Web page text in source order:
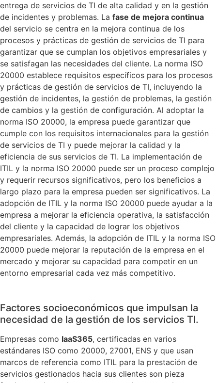
entrega de servicios de TI de alta calidad y en la gestión
de incidentes y problemas. La fase de mejora continua
del servicio se centra en la mejora continua de los
procesos y prácticas de gestión de servicios de TI para
garantizar que se cumplan los objetivos empresariales y
se satisfagan las necesidades del cliente. La norma ISO
20000 establece requisitos específicos para los procesos
y prácticas de gestión de servicios de TI, incluyendo la
gestión de incidentes, la gestión de problemas, la gestión
de cambios y la gestión de configuración. Al adoptar la
norma ISO 20000, la empresa puede garantizar que
cumple con los requisitos internacionales para la gestión
de servicios de TI y puede mejorar la calidad y la
eficiencia de sus servicios de TI. La implementación de
ITIL y la norma ISO 20000 puede ser un proceso complejo
y requerir recursos significativos, pero los beneficios a
largo plazo para la empresa pueden ser significativos. La
adopción de ITIL y la norma ISO 20000 puede ayudar a la
empresa a mejorar la eficiencia operativa, la satisfacción
del cliente y la capacidad de lograr los objetivos
empresariales. Además, la adopción de ITIL y la norma ISO
20000 puede mejorar la reputación de la empresa en el
mercado y mejorar su capacidad para competir en un
entorno empresarial cada vez más competitivo.
Factores socioeconómicos que impulsan la
necesidad de la gestión de los servicios TI.
Empresas como IaaS365, certificadas en varios
estándares ISO como 20000, 27001, ENS y que usan
marcos de referencia como ITIL para la prestación de
servicios gestionados hacia sus clientes son pieza